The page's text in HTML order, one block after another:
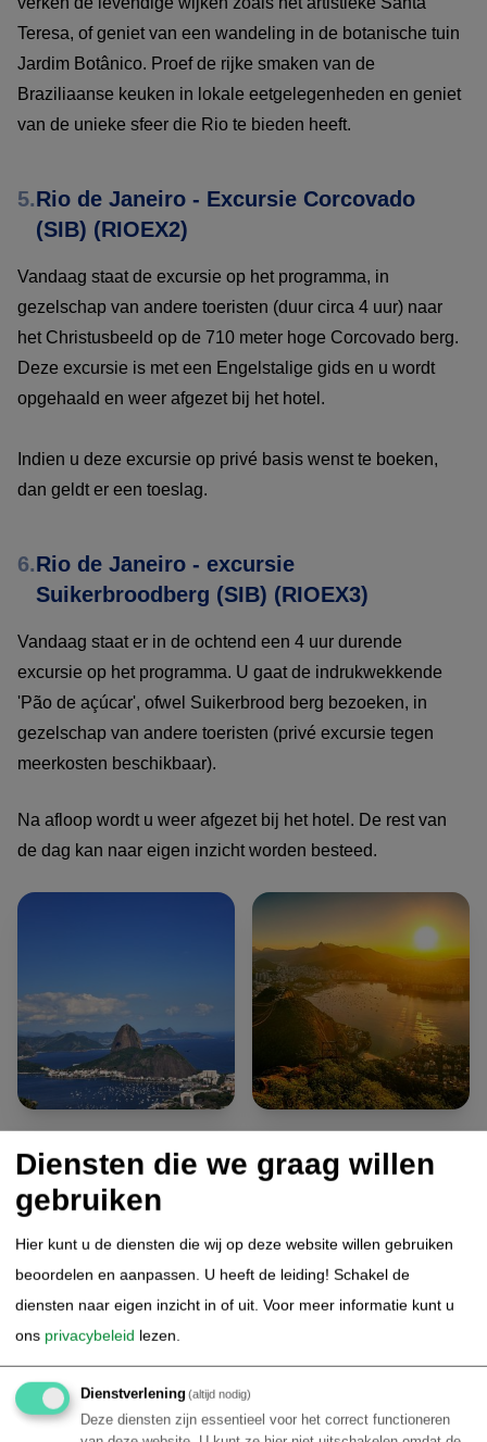
Teresa, of geniet van een wandeling in de botanische tuin
Jardim Botânico. Proef de rijke smaken van de
Braziliaanse keuken in lokale eetgelegenheden en geniet
van de unieke sfeer die Rio te bieden heeft.
5.Rio de Janeiro - Excursie Corcovado
(SIB) (RIOEX2)
Vandaag staat de excursie op het programma, in
gezelschap van andere toeristen (duur circa 4 uur) naar
het Christusbeeld op de 710 meter hoge Corcovado berg.
Deze excursie is met een Engelstalige gids en u wordt
opgehaald en weer afgezet bij het hotel.
Indien u deze excursie op privé basis wenst te boeken,
dan geldt er een toeslag.
6.Rio de Janeiro - excursie
Suikerbroodberg (SIB) (RIOEX3)
Vandaag staat er in de ochtend een 4 uur durende
excursie op het programma. U gaat de indrukwekkende
'Pão de açúcar', ofwel Suikerbrood berg bezoeken, in
gezelschap van andere toeristen (privé excursie tegen
meerkosten beschikbaar).
Na afloop wordt u weer afgezet bij het hotel. De rest van
de dag kan naar eigen inzicht worden besteed.
Vandaag wordt u opgehaald bij het hotel in Rio de Janeiro
en met een privé transfer naar de luchthaven gebracht.
Aansluitend is de binnenlandse vlucht naar Belo
Horizonte. Na aankomst wordt u verwelkomd op de
luchthaven en met een privé transfer naar het hotel
gebracht in Ouro Preto. Deze transfer duurt circa 2 uur.
De rest van de dag naar eigen inzicht worden besteed om
deze historische stad alvast te verkennen.
Diensten die we graag willen
gebruiken
Hier kunt u de diensten die wij op deze website willen gebruiken
beoordelen en aanpassen. U heeft de leiding! Schakel de
diensten naar eigen inzicht in of uit. Voor meer informatie kunt u
ons privacybeleid lezen.
Dienstverlening(altijd nodig)
Deze diensten zijn essentieel voor het correct functioneren